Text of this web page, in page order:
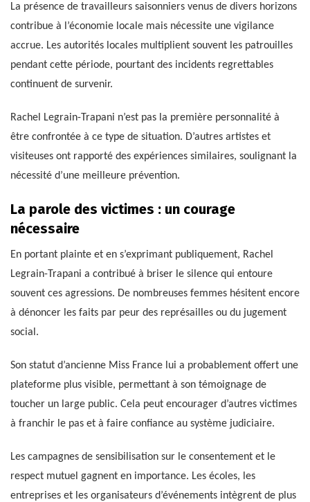
La présence de travailleurs saisonniers venus de divers horizons
contribue à l’économie locale mais nécessite une vigilance
accrue. Les autorités locales multiplient souvent les patrouilles
pendant cette période, pourtant des incidents regrettables
continuent de survenir.
Rachel Legrain-Trapani n’est pas la première personnalité à
être confrontée à ce type de situation. D’autres artistes et
visiteuses ont rapporté des expériences similaires, soulignant la
nécessité d’une meilleure prévention.
La parole des victimes : un courage
nécessaire
En portant plainte et en s’exprimant publiquement, Rachel
Legrain-Trapani a contribué à briser le silence qui entoure
souvent ces agressions. De nombreuses femmes hésitent encore
à dénoncer les faits par peur des représailles ou du jugement
social.
Son statut d’ancienne Miss France lui a probablement offert une
plateforme plus visible, permettant à son témoignage de
toucher un large public. Cela peut encourager d’autres victimes
à franchir le pas et à faire confiance au système judiciaire.
Les campagnes de sensibilisation sur le consentement et le
respect mutuel gagnent en importance. Les écoles, les
entreprises et les organisateurs d’événements intègrent de plus